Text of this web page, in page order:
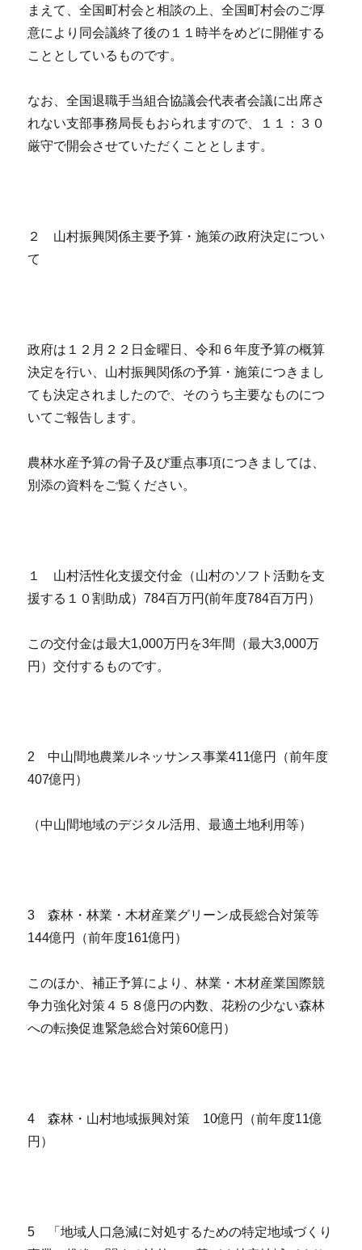
まえて、全国町村会と相談の上、全国町村会のご厚
意により同会議終了後の１１時半をめどに開催する
こととしているものです。
なお、全国退職手当組合協議会代表者会議に出席さ
れない支部事務局長もおられますので、１１：３０
厳守で開会させていただくこととします。
２ 山村振興関係主要予算・施策の政府決定につい
て
政府は１２月２２日金曜日、令和６年度予算の概算
決定を行い、山村振興関係の予算・施策につきまし
ても決定されましたので、そのうち主要なものにつ
いてご報告します。
農林水産予算の骨子及び重点事項につきましては、
別添の資料をご覧ください。
１ 山村活性化支援交付金（山村のソフト活動を支
援する１０割助成）784百万円(前年度784百万円）
この交付金は最大1,000万円を3年間（最大3,000万
円）交付するものです。
2 中山間地農業ルネッサンス事業411億円（前年度
407億円）
（中山間地域のデジタル活用、最適土地利用等）
3 森林・林業・木材産業グリーン成長総合対策等
144億円（前年度161億円）
このほか、補正予算により、林業・木材産業国際競
争力強化対策４５８億円の内数、花粉の少ない森林
への転換促進緊急総合対策60億円）
4 森林・山村地域振興対策 10億円（前年度11億
円）
5 「地域人口急減に対処するための特定地域づくり